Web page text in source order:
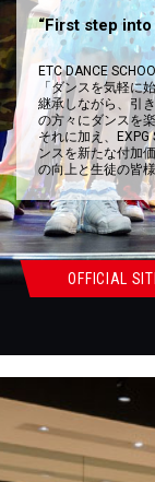
“First step
ETC DANCE
「ダンスを気軽に
継承しながら、引
の方々にダンスを
それに加え、
ンスを新たな付加
の向上と生徒の皆
OFFICIAL